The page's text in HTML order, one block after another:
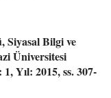
Siyasal Bilgi ve
Üniversitesi
Yıl: 2015, ss. 307-